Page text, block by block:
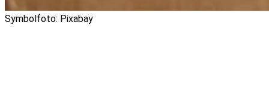
Symbolfoto: Pixabay